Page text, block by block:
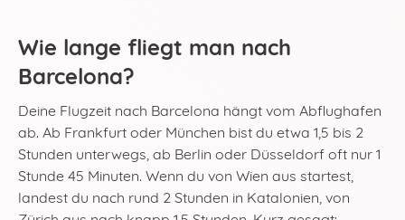
Wie lange fliegt man nach
Barcelona?
Deine Flugzeit nach Barcelona hängt vom Abflughafen
ab. Ab Frankfurt oder München bist du etwa 1,5 bis 2
Stunden unterwegs, ab Berlin oder Düsseldorf oft nur 1
Stunde 45 Minuten. Wenn du von Wien aus startest,
landest du nach rund 2 Stunden in Katalonien, von